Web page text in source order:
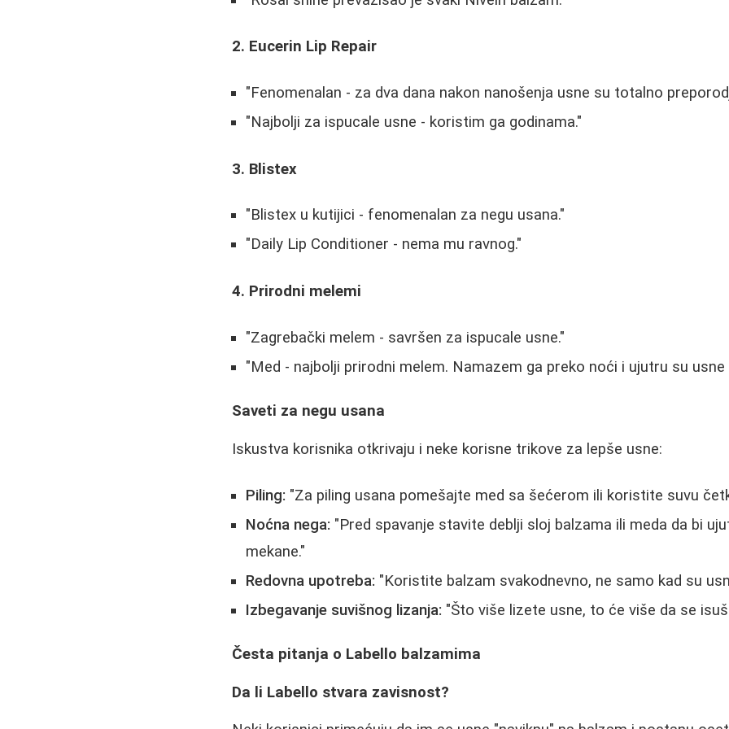
2. Eucerin Lip Repair
"Fenomenalan - za dva dana nakon nanošenja usne su totalno
"Najbolji za ispucale usne - koristim ga godinama."
3. Blistex
"Blistex u kutijici - fenomenalan za negu usana."
"Daily Lip Conditioner - nema mu ravnog."
4. Prirodni melemi
"Zagrebački melem - savršen za ispucale usne."
"Med - najbolji prirodni melem. Namazem ga preko noći i ujutru su usne
Saveti za negu usana
Iskustva korisnika otkrivaju i neke korisne trikove za lepše usne:
Piling: "Za piling usana pomešajte med sa šećerom ili koristite suvu
Noćna nega: "Pred spavanje stavite deblji sloj balzama ili meda da bi
mekane."
Redovna upotreba: "Koristite balzam svakodnevno, ne samo kad su
Izbegavanje suvišnog lizanja: "Što više lizete usne, to će više da se
Česta pitanja o Labello balzamima
Da li Labello stvara zavisnost?